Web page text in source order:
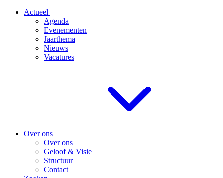
Actueel
Agenda
Evenementen
Jaarthema
Nieuws
Vacatures
Over ons
Over ons
Geloof & Visie
Structuur
Contact